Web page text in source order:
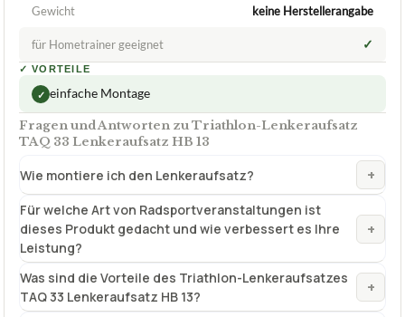
Gewicht keine Herstellerangabe
für Hometrainer geeignet ✓
✓ VORTEILE
✓ einfache Montage
Fragen und Antworten zu Triathlon-Lenkeraufsatz
TAQ 33 Lenkeraufsatz HB 13
Wie montiere ich den Lenkeraufsatz? +
Für welche Art von Radsportveranstaltungen ist
dieses Produkt gedacht und wie verbessert es Ihre
Leistung?
+
Was sind die Vorteile des Triathlon-Lenkeraufsatzes
TAQ 33 Lenkeraufsatz HB 13?
+